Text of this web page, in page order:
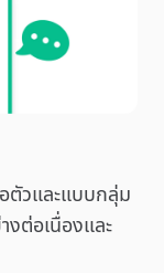
ตัวและแบบกลุ่ม
งต่อเนื่องและ